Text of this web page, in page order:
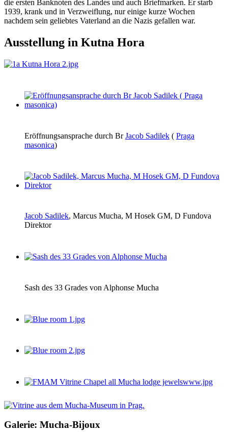
die ersten Banknoten des Landes und auch Briefmarken. Er starb
1939, krank und in Verzweiflung, nur einige kurze Wochen
nachdem sein geliebtes Vaterland an die Nazis gefallen war.
Ausstellung in Kutna Hora
Eröffnungsansprache durch BrJacob Sadilek ( Praga
masonica)
Jacob Sadilek, Marcus Mucha, M Hosek GM, D Fundova
Direktor
Sash des 33 Grades von Alphonse Mucha
Galerie: Mucha-Bijoux